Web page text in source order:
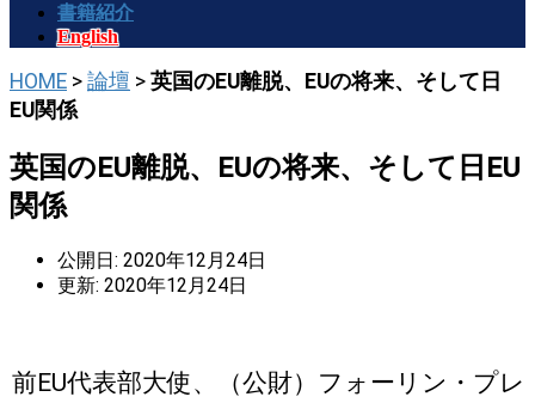
書籍紹介
English
HOME > 論壇 > 英国のEU離脱、EUの将来、そして日
EU関係
英国のEU離脱、EUの将来、そして日EU
関係
公開日: 2020年12月24日
更新: 2020年12月24日
前EU代表部大使、（公財）フォーリン・プレ